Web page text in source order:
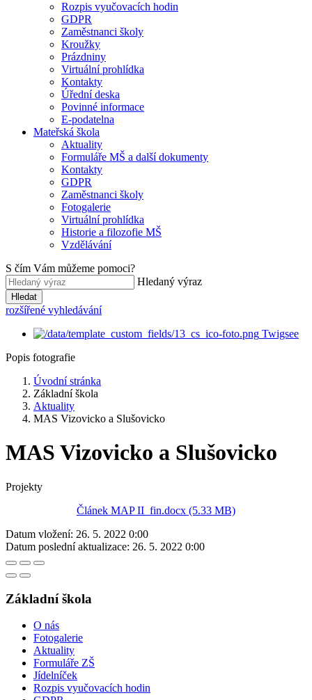
Rozpis vyučovacích hodin
GDPR
Zaměstnanci školy
Kroužky
Prázdniny
Virtuální prohlídka
Kontakty
Úřední deska
Povinné informace
E-podatelna
Mateřská škola
Aktuality
Formuláře MŠ a další dokumenty
Kontakty
GDPR
Zaměstnanci školy
Fotogalerie
Virtuální prohlídka
Historie a filozofie MŠ
Vzdělávání
S čím Vám můžeme pomoci?
Hledaný výraz
Hledat
rozšířené vyhledávání
Twigsee
Popis fotografie
Úvodní stránka
Základní škola
Aktuality
MAS Vizovicko a Slušovicko
MAS Vizovicko a Slušovicko
Projekty
Článek MAP II_fin.docx (5.33 MB)
Datum vložení: 26. 5. 2022 0:00
Datum poslední aktualizace: 26. 5. 2022 0:00
Základní škola
O nás
Fotogalerie
Aktuality
Formuláře ZŠ
Jídelníček
Rozpis vyučovacích hodin